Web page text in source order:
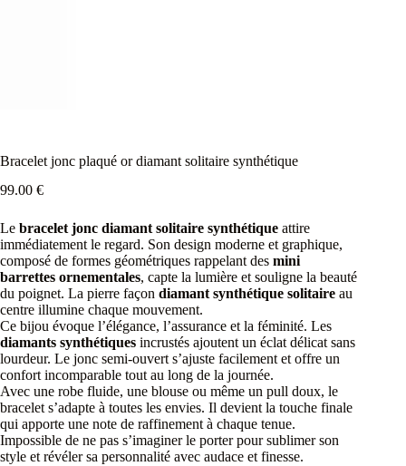
Bracelet jonc plaqué or diamant solitaire synthétique
99.00 €
Le bracelet jonc diamant solitaire synthétique attire
immédiatement le regard. Son design moderne et graphique,
composé de formes géométriques rappelant des mini
barrettes ornementales, capte la lumière et souligne la beauté
du poignet. La pierre façon diamant synthétique solitaire au
centre illumine chaque mouvement.
Ce bijou évoque l’élégance, l’assurance et la féminité. Les
diamants synthétiques incrustés ajoutent un éclat délicat sans
lourdeur. Le jonc semi-ouvert s’ajuste facilement et offre un
confort incomparable tout au long de la journée.
Avec une robe fluide, une blouse ou même un pull doux, le
bracelet s’adapte à toutes les envies. Il devient la touche finale
qui apporte une note de raffinement à chaque tenue.
Impossible de ne pas s’imaginer le porter pour sublimer son
style et révéler sa personnalité avec audace et finesse.